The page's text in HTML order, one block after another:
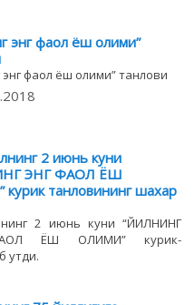
энг фаол ёш олими”
энг фаол ёш олими” танлови
2 июнь куни
ЭНГ ФАОЛ ЁШ
танловининг шахар
2 июнь куни “ЙИЛНИНГ
ЁШ ОЛИМИ” курик-
утди.